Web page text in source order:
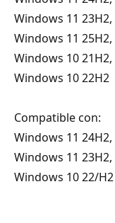
Windows 11 23H2,
Windows 11 25H2,
Windows 10 21H2,
Windows 10 22H2
Compatible con:
Windows 11 24H2,
Windows 11 23H2,
Windows 10 22/H2